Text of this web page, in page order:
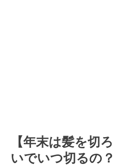
【年末は髪を切
いでいつ切るの